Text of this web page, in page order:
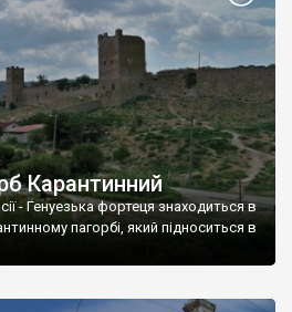
Карантинний
- Генуезька фортеця знаходиться в
пагорбі, який підноситься в